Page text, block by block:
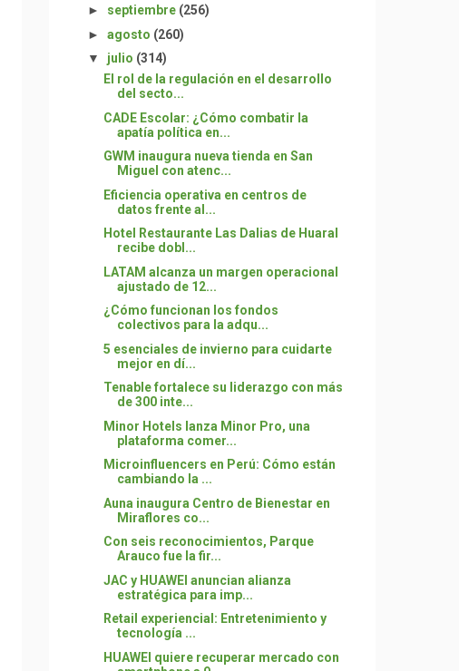
► septiembre (256)
► agosto (260)
▼ julio (314)
El rol de la regulación en el desarrollo
del secto...
CADE Escolar: ¿Cómo combatir la
apatía política en...
GWM inaugura nueva tienda en San
Miguel con atenc...
Eficiencia operativa en centros de
datos frente al...
Hotel Restaurante Las Dalias de Huaral
recibe dobl...
LATAM alcanza un margen operacional
ajustado de 12...
¿Cómo funcionan los fondos
colectivos para la adqu...
5 esenciales de invierno para cuidarte
mejor en dí...
Tenable fortalece su liderazgo con más
de 300 inte...
Minor Hotels lanza Minor Pro, una
plataforma comer...
Microinfluencers en Perú: Cómo están
cambiando la ...
Auna inaugura Centro de Bienestar en
Miraflores co...
Con seis reconocimientos, Parque
Arauco fue la fir...
JAC y HUAWEI anuncian alianza
estratégica para imp...
Retail experiencial: Entretenimiento y
tecnología ...
HUAWEI quiere recuperar mercado con